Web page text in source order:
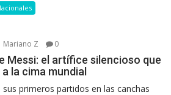
Mariano Z 0
Messi: el artífice silencioso que
la cima mundial
primeros partidos en las canchas